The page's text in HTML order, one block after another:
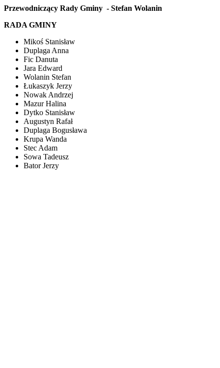
Przewodniczący Rady Gminy - Stefan Wolanin
RADA GMINY
Mikoś Stanisław
Duplaga Anna
Fic Danuta
Jara Edward
Wolanin Stefan
Łukaszyk Jerzy
Nowak Andrzej
Mazur Halina
Dytko Stanisław
Augustyn Rafał
Duplaga Bogusława
Krupa Wanda
Stec Adam
Sowa Tadeusz
Bator Jerzy